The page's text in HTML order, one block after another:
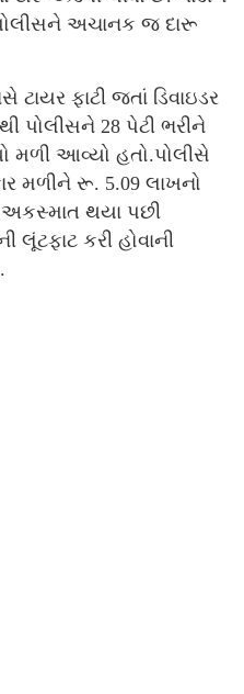
અચાનક જ દારૂ
ફાટી જતાં ડિવાઇડર
પોલીસને 28 પેટી ભરીને
મળી આવ્યો હતો.પોલીસે
મળીને રૂ. 5.09 લાખનો
થયા પછી
લૂંટફાટ કરી હોવાની